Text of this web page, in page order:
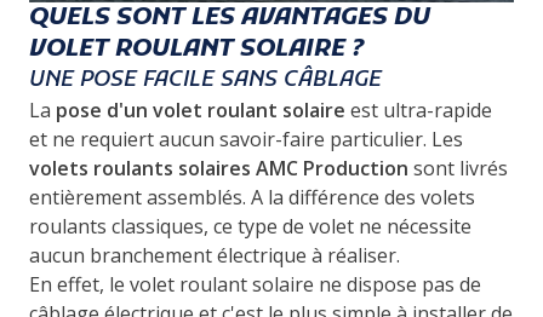
QUELS SONT LES AVANTAGES DU
VOLET ROULANT SOLAIRE ?
UNE POSE FACILE SANS CÂBLAGE
La pose d'un volet roulant solaire est ultra-rapide
et ne requiert aucun savoir-faire particulier. Les
volets roulants solaires AMC Production sont livrés
entièrement assemblés. A la différence des volets
roulants classiques, ce type de volet ne nécessite
aucun branchement électrique à réaliser.
En effet, le volet roulant solaire ne dispose pas de